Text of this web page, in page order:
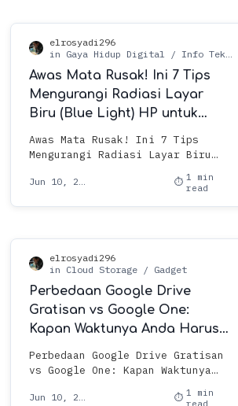
Awas Mata Rusak! Ini 7 Tips
Mengurangi Radiasi Layar
Biru (Blue Light) HP untuk
Mencegah Mata Lelah dan
Insomnia
Awas Mata Rusak! Ini 7 Tips
Mengurangi Radiasi Layar Biru
Mata Lelah dan Insomnia
1 min
read
Perbedaan Google Drive
Gratisan vs Google One:
Kapan Waktunya Anda Harus
Upgrade Kapasitas?
Perbedaan Google Drive Gratisan
vs Google One: Kapan Waktunya
Pernahkah Anda menerima
1 min